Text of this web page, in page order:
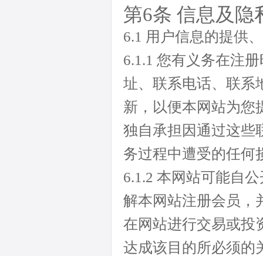
第6条 信息及隐
6.1 用户信息的提供
6.1.1 您有义务在注
址、联系电话、联系
新，以便本网站为您
独自承担因通过这些
务过程中遭受的任何
6.1.2 本网站可能自
解本网站注册会员，
在网站进行交易或投
达成该目的所必须的